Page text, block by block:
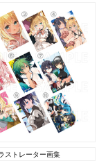
ストレーター画集